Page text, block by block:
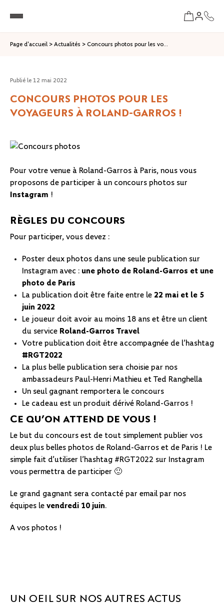
Page d'accueil > Actualités > Concours photos pour les vo...
Publié le 12 mai 2022
CONCOURS PHOTOS POUR LES
VOYAGEURS À ROLAND-GARROS !
Pour votre venue à Roland-Garros à Paris, nous vous
proposons de participer à un concours photos sur
Instagram !
Règles du concours
Pour participer, vous devez :
Poster deux photos dans une seule publication sur
Instagram avec : une photo de Roland-Garros et une
photo de Paris
La publication doit être faite entre le 22 mai et le 5
juin 2022
Le joueur doit avoir au moins 18 ans et être un client
du service Roland-Garros Travel
Votre publication doit être accompagnée de l’hashtag
#RGT2022
La plus belle publication sera choisie par nos
ambassadeurs Paul-Henri Mathieu et Ted Ranghella
Un seul gagnant remportera le concours
Le cadeau est un produit dérivé Roland-Garros !
Ce qu’on attend de vous !
Le but du concours est de tout simplement publier vos
deux plus belles photos de Roland-Garros et de Paris ! Le
simple fait d’utiliser l’hashtag #RGT2022 sur Instagram
vous permettra de participer 🙂
Le grand gagnant sera contacté par email par nos
équipes le vendredi 10 juin.
A vos photos !
UN OEIL SUR NOS AUTRES ACTUS